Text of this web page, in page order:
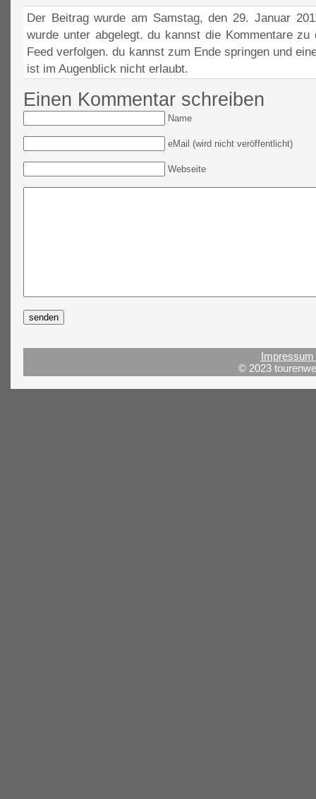
Der Beitrag wurde am Samstag, den 29. Januar
wurde unter abgelegt. du kannst die Kommentare
Feed verfolgen. du kannst zum Ende springen und
ist im Augenblick nicht erlaubt.
Einen Kommentar schreiben
Name
eMail (wird nicht veröffentlicht)
Webseite
© 2023